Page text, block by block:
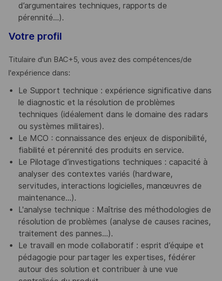
d’argumentaires techniques, rapports de
pérennité…).
Votre profil
Titulaire d'un BAC+5, vous avez des compétences/de
l'expérience dans:
Le Support technique : expérience significative dans
le diagnostic et la résolution de problèmes
techniques (idéalement dans le domaine des radars
ou systèmes militaires).
Le MCO : connaissance des enjeux de disponibilité,
fiabilité et pérennité des produits en service.
Le Pilotage d’investigations techniques : capacité à
analyser des contextes variés (hardware,
servitudes, interactions logicielles, manœuvres de
maintenance…).
L'analyse technique : Maîtrise des méthodologies de
résolution de problèmes (analyse de causes racines,
traitement des pannes…).
Le travaill en mode collaboratif : esprit d’équipe et
pédagogie pour partager les expertises, fédérer
autour des solution et contribuer à une vue